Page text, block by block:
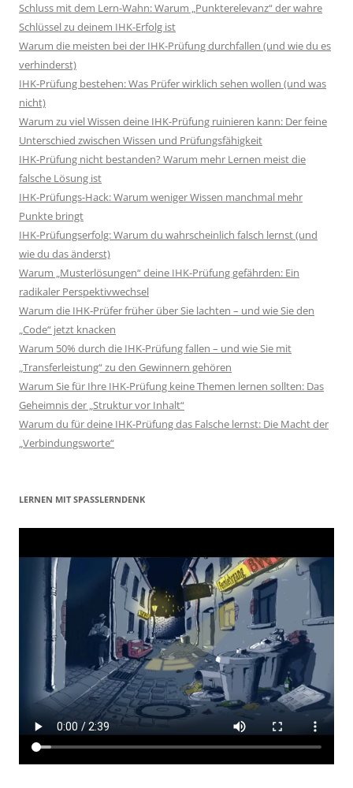
Schluss mit dem Lern-Wahn: Warum „Punkterelevanz“ der wahre
Schlüssel zu deinem IHK-Erfolg ist
Warum die meisten bei der IHK-Prüfung durchfallen (und wie du es
verhinderst)
IHK-Prüfung bestehen: Was Prüfer wirklich sehen wollen (und was
nicht)
Warum zu viel Wissen deine IHK-Prüfung ruinieren kann: Der feine
Unterschied zwischen Wissen und Prüfungsfähigkeit
IHK-Prüfung nicht bestanden? Warum mehr Lernen meist die
falsche Lösung ist
IHK-Prüfungs-Hack: Warum weniger Wissen manchmal mehr
Punkte bringt
IHK-Prüfungserfolg: Warum du wahrscheinlich falsch lernst (und
wie du das änderst)
Warum „Musterlösungen“ deine IHK-Prüfung gefährden: Ein
radikaler Perspektivwechsel
Warum die IHK-Prüfer früher über Sie lachten – und wie Sie den
„Code“ jetzt knacken
Warum 50% durch die IHK-Prüfung fallen – und wie Sie mit
„Transferleistung“ zu den Gewinnern gehören
Warum Sie für Ihre IHK-Prüfung keine Themen lernen sollten: Das
Geheimnis der „Struktur vor Inhalt“
Warum du für deine IHK-Prüfung das Falsche lernst: Die Macht der
„Verbindungsworte“
LERNEN MIT SPASSLERNDENK